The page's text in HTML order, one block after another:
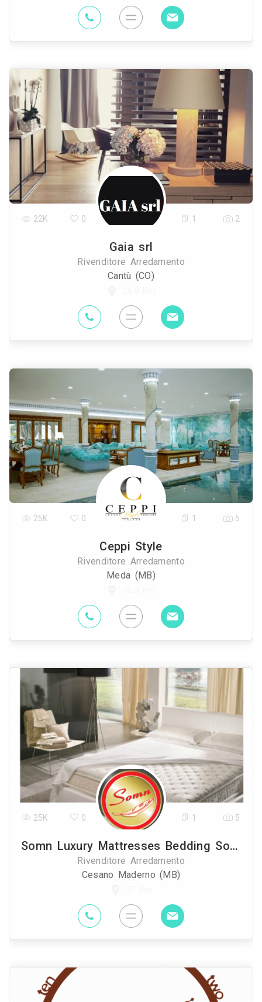
Gaia srl
Rivenditore Arredamento
Cantù (CO)
22K 0 1 2
Ceppi Style
Rivenditore Arredamento
Meda (MB)
25K 0 1 5
Somn Luxury Mattresses Bedding Solutions
Rivenditore Arredamento
Cesano Maderno (MB)
25K 0 1 5